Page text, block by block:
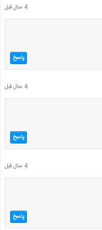
4 سال قبل
پاسخ
4 سال قبل
پاسخ
4 سال قبل
پاسخ